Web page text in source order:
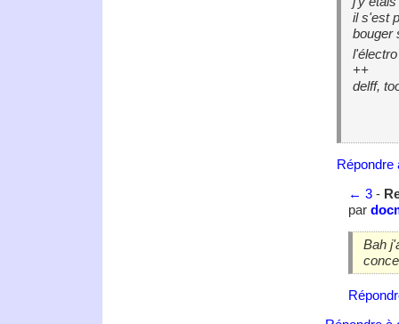
il s'est
bouger
++
delff,
Répondre
← 3-
par
Bah